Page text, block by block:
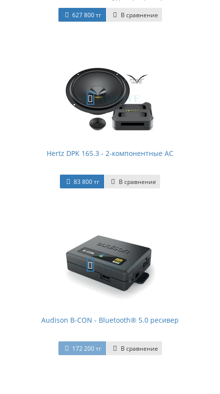
627 800 тг В сравнение
Hertz DPK 165.3 - 2-компонентные АС
83 800 тг В сравнение
Audison B-CON - Bluetooth® 5.0 ресивер
172 200 тг В сравнение